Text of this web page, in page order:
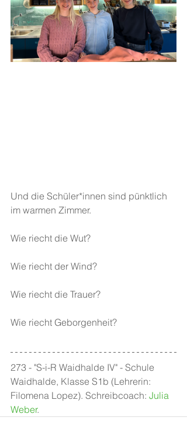
Und die Schüler*innen sind pünktlich
im warmen Zimmer.
Wie riecht die Wut?
Wie riecht der Wind?
Wie riecht die Trauer?
Wie riecht Geborgenheit?
273 - "S-i-R Waidhalde IV" - Schule
Waidhalde, Klasse S1b (Lehrerin:
Filomena Lopez). Schreibcoach: Julia
Weber.